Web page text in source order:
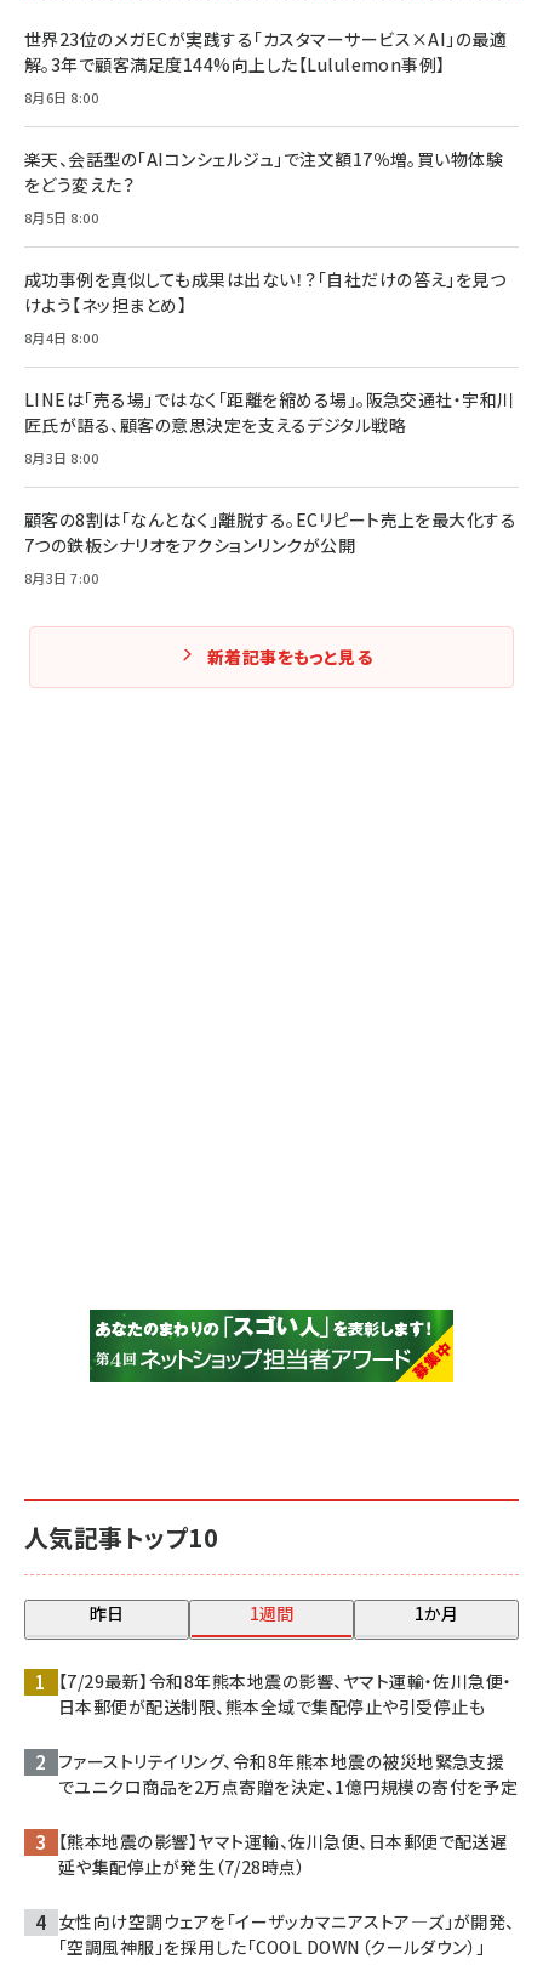
人気記事トップ10
昨日 1週間 1か月
【7/29最新】令和8年熊本地震の影響、ヤマト運輸・佐川急便・
日本郵便が配送制限、熊本全域で集配停止や引受停止も
ファーストリテイリング、令和8年熊本地震の被災地緊急支援
でユニクロ商品を2万点寄贈を決定、1億円規模の寄付を予定
【熊本地震の影響】ヤマト運輸、佐川急便、日本郵便で配送遅
延や集配停止が発生（7/28時点）
女性向け空調ウェアを「イーザッカマニアストア―ズ」が開発、
「空調風神服」を採用した「COOL DOWN（クールダウン）」
世界23位のメガECが実践する「カスタマーサービス×AI」の最適
解。3年で顧客満足度144%向上した【Lululemon事例】
8月6日 8:00
楽天、会話型の「AIコンシェルジュ」で注文額17％増。買い物体験
をどう変えた？
8月5日 8:00
成功事例を真似しても成果は出ない！？「自社だけの答え」を見つ
けよう【ネッ担まとめ】
8月4日 8:00
LINEは「売る場」ではなく「距離を縮める場」。阪急交通社・宇和川
匠氏が語る、顧客の意思決定を支えるデジタル戦略
8月3日 8:00
顧客の8割は「なんとなく」離脱する。ECリピート売上を最大化する
7つの鉄板シナリオをアクションリンクが公開
8月3日 7:00
新着記事をもっと見る